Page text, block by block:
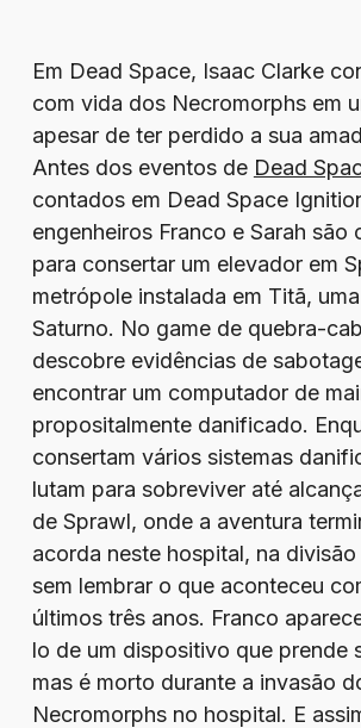
Em Dead Space, Isaac Clarke
com vida dos Necromorphs em
apesar de ter perdido a sua
Antes dos eventos de Dead
contados em Dead Space
engenheiros Franco e Sarah são
para consertar um elevador em
metrópole instalada em Titã,
Saturno. No game de quebra-
descobre evidências de
encontrar um computador de
propositalmente danificado.
consertam vários sistemas
lutam para sobreviver até
de Sprawl, onde a aventura
acorda neste hospital, na
sem lembrar o que aconteceu
últimos três anos. Franco
lo de um dispositivo que prende
mas é morto durante a invasão
Necromorphs no hospital. E